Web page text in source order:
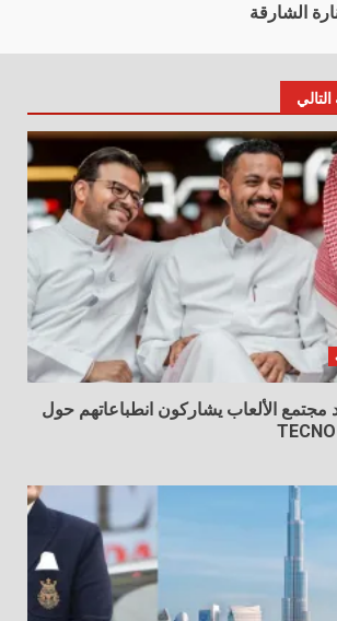
الشارقة
مجتمع الألعاب يشاركون انطباعاتهم حول